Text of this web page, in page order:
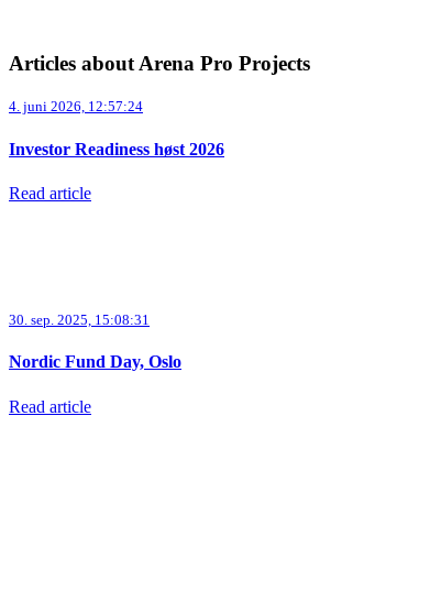
Articles about Arena Pro Projects
4. juni 2026, 12:57:24
Investor Readiness høst 2026
Read article
30. sep. 2025, 15:08:31
Nordic Fund Day, Oslo
Read article